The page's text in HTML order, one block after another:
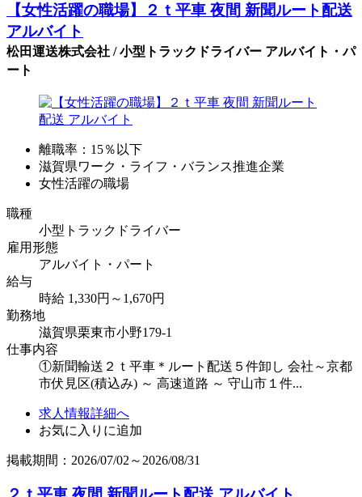
【女性活躍の職場】２ｔ平車 夜間 新聞ルート配送
アルバイト
松田運送株式会社 / 小型トラックドライバー アルバイト・パ
ート
離職率：15％以下
滋賀県ワーク・ライフ・バランス推進企業
女性活躍の職場
職種
小型トラックドライバー
雇用形態
アルバイト・パート
給与
時給 1,330円～1,670円
勤務地
滋賀県栗東市小野179-1
仕事内容
①新聞輸送２ｔ平車＊ルート配送５件卸し 会社～京都
市伏見区(積込み) ～ 高速道路 ～ 守山市１件...
求人情報詳細へ
お気に入りに追加
掲載期間：2026/07/02～2026/08/31